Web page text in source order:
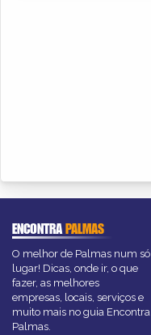
ENCONTRAPALMAS
O melhor de Palmas num só
lugar! Dicas, onde ir, o que
fazer, as melhores
empresas, locais, serviços e
muito mais no guia Encontra
Palmas.